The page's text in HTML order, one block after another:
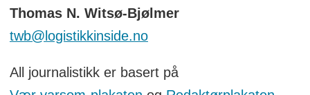
Thomas N. Witsø-Bjølmer
twb@logistikkinside.no
All journalistikk er basert på